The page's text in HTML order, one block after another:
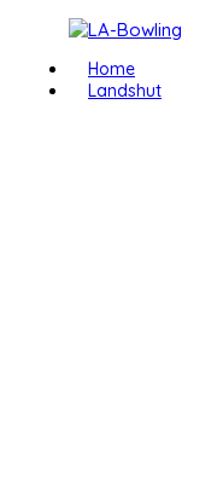
Home
Landshut